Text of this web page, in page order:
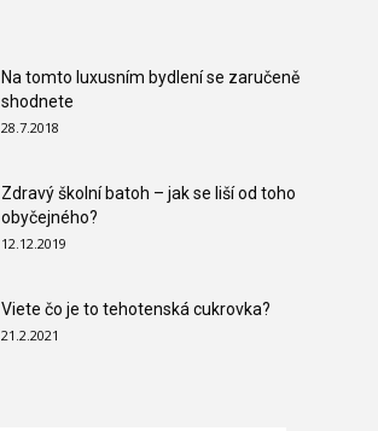
Na tomto luxusním bydlení se zaručeně
shodnete
28.7.2018
Zdravý školní batoh – jak se liší od toho
obyčejného?
12.12.2019
Viete čo je to tehotenská cukrovka?
21.2.2021